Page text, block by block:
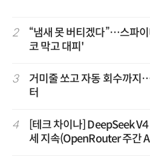
2
“냄새 못 버티겠다”…스파
코 막고 대피'
3
거미줄 쏘고 자동 회수까지
터
4
[테크 차이나] DeepSeek
세 지속(OpenRouter 주간